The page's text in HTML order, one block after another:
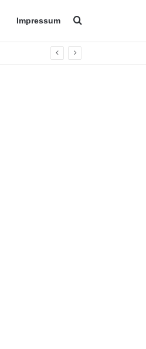
Impressum